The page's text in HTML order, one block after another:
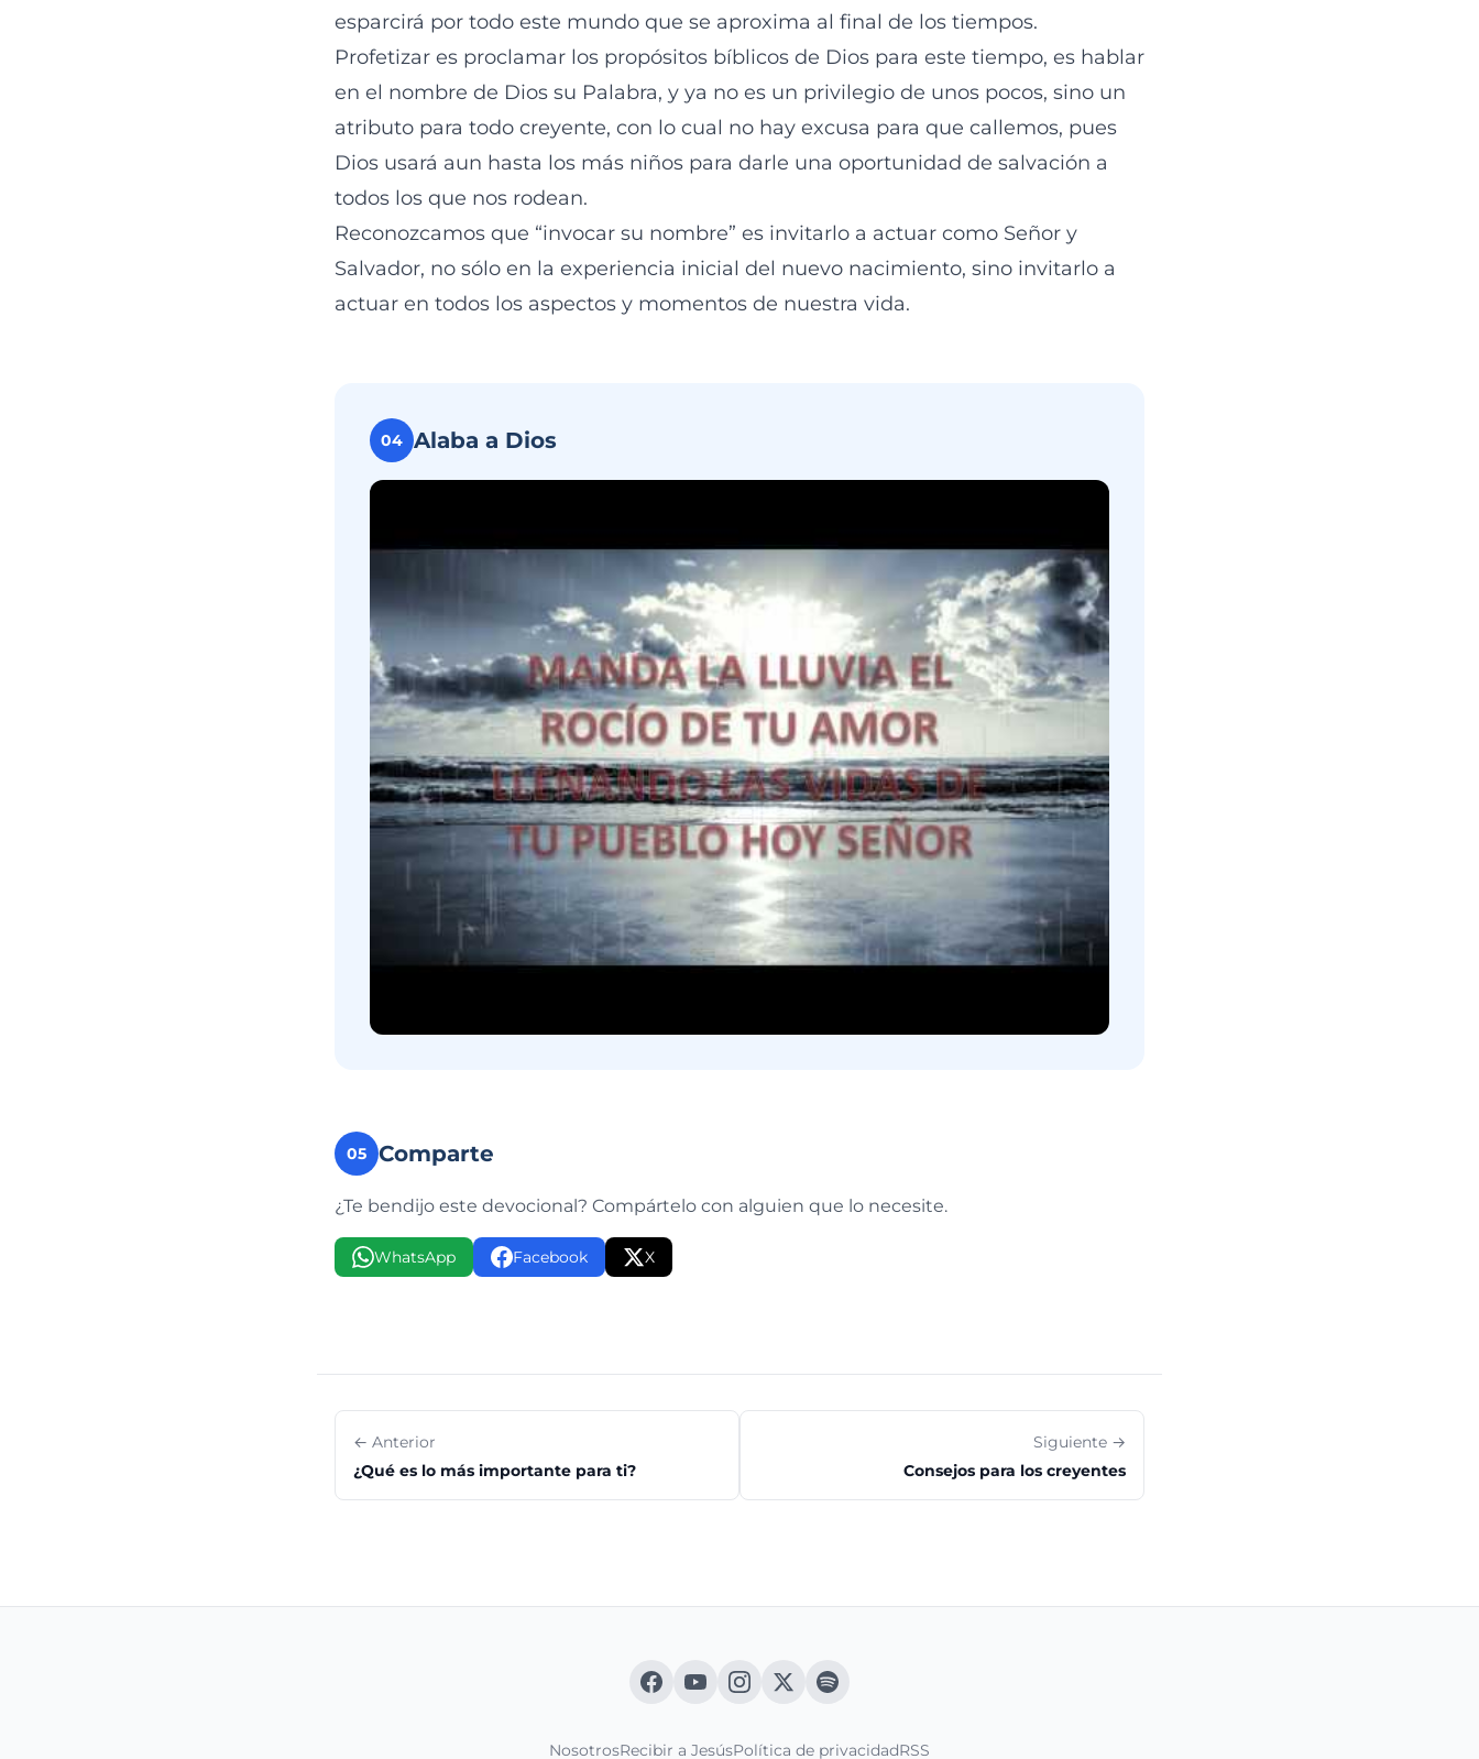
esparcirá por todo este mundo que se aproxima al final de los tiempos.
Profetizar es proclamar los propósitos bíblicos de Dios para este tiempo, es hablar
en el nombre de Dios su Palabra, y ya no es un privilegio de unos pocos, sino un
atributo para todo creyente, con lo cual no hay excusa para que callemos, pues
Dios usará aun hasta los más niños para darle una oportunidad de salvación a
todos los que nos rodean.
Reconozcamos que “invocar su nombre” es invitarlo a actuar como Señor y
Salvador, no sólo en la experiencia inicial del nuevo nacimiento, sino invitarlo a
actuar en todos los aspectos y momentos de nuestra vida.
04 Alaba a Dios
05 Comparte
¿Te bendijo este devocional? Compártelo con alguien que lo necesite.
WhatsApp Facebook X
← Anterior
¿Qué es lo más importante para ti?
Siguiente →
Consejos para los creyentes
NosotrosRecibir a JesúsPolítica de privacidadRSS